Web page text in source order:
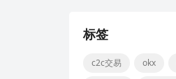
标签
c2c交易 okx